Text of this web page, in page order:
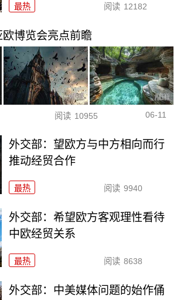
最热 阅读 12182
博览会亮点前瞻
阅读 10955 06-11
外交部：望欧方与中方相向而行
推动经贸合作
最热 阅读 9940
外交部：希望欧方客观理性看待
中欧经贸关系
最热 阅读 8638
外交部：中美媒体问题的始作俑